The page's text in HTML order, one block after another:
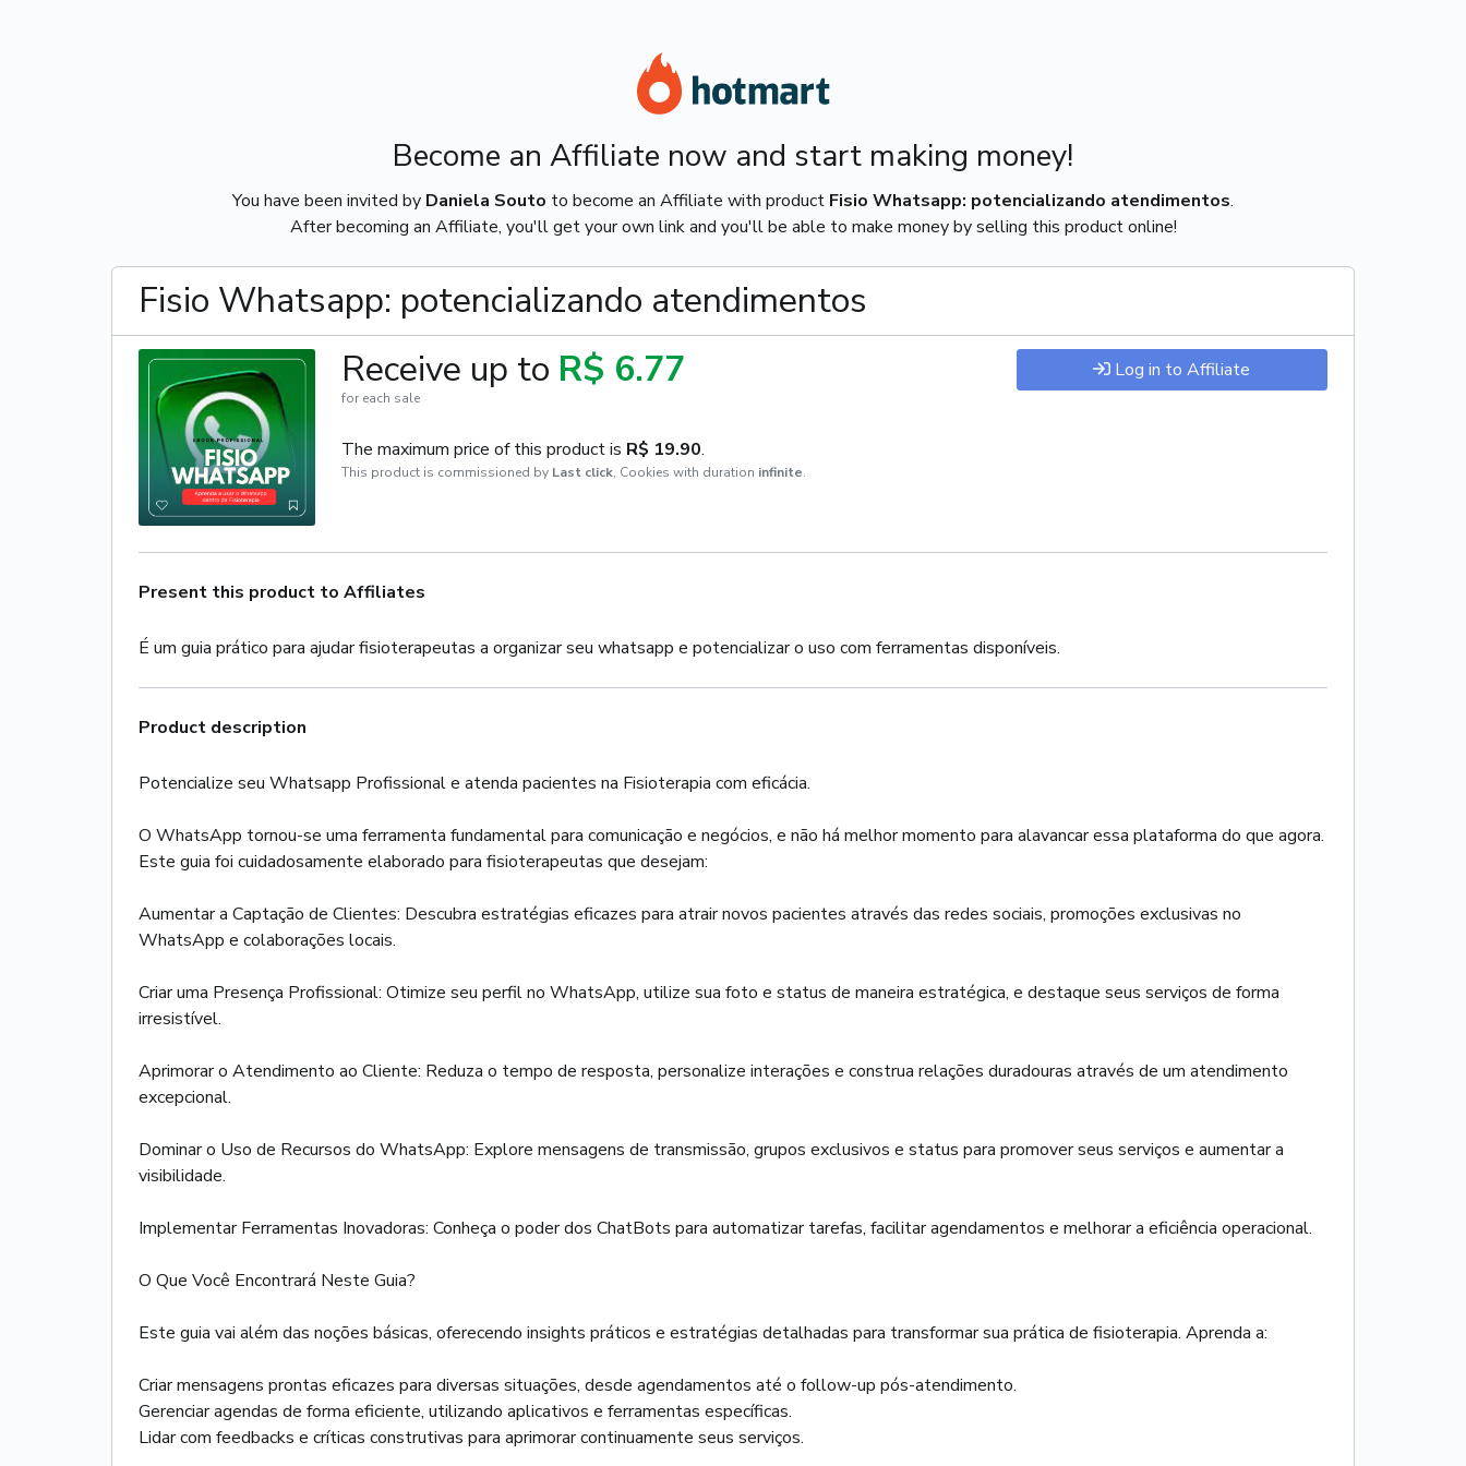
Become an Affiliate now and start making money!
You have been invited by Daniela Souto to become an Affiliate with product Fisio Whatsapp: potencializando atendimentos.
After becoming an Affiliate, you'll get your own link and you'll be able to make money by selling this product online!
Fisio Whatsapp: potencializando atendimentos
Receive up to R$ 6.77
for each sale
The maximum price of this product is R$ 19.90.
This product is commissioned by Last click, Cookies with duration infinite.
Log in to Affiliate
Present this product to Affiliates
É um guia prático para ajudar fisioterapeutas a organizar seu whatsapp e potencializar o uso com ferramentas disponíveis.
Product description
Potencialize seu Whatsapp Profissional e atenda pacientes na Fisioterapia com eficácia.
O WhatsApp tornou-se uma ferramenta fundamental para comunicação e negócios, e não há melhor momento para alavancar essa plataforma do que agora.
Este guia foi cuidadosamente elaborado para fisioterapeutas que desejam:
Aumentar a Captação de Clientes: Descubra estratégias eficazes para atrair novos pacientes através das redes sociais, promoções exclusivas no
WhatsApp e colaborações locais.
Criar uma Presença Profissional: Otimize seu perfil no WhatsApp, utilize sua foto e status de maneira estratégica, e destaque seus serviços de forma
irresistível.
Aprimorar o Atendimento ao Cliente: Reduza o tempo de resposta, personalize interações e construa relações duradouras através de um atendimento
excepcional.
Dominar o Uso de Recursos do WhatsApp: Explore mensagens de transmissão, grupos exclusivos e status para promover seus serviços e aumentar a
visibilidade.
Implementar Ferramentas Inovadoras: Conheça o poder dos ChatBots para automatizar tarefas, facilitar agendamentos e melhorar a eficiência operacional.
O Que Você Encontrará Neste Guia?
Este guia vai além das noções básicas, oferecendo insights práticos e estratégias detalhadas para transformar sua prática de fisioterapia. Aprenda a:
Criar mensagens prontas eficazes para diversas situações, desde agendamentos até o follow-up pós-atendimento.
Gerenciar agendas de forma eficiente, utilizando aplicativos e ferramentas específicas.
Lidar com feedbacks e críticas construtivas para aprimorar continuamente seus serviços.